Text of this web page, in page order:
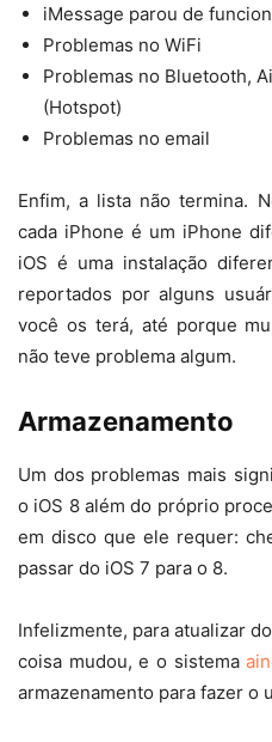
iMessage parou de
Problemas no WiFi
Problemas no Bluetooth,
(Hotspot)
Problemas no email
Enfim, a lista não termina.
cada iPhone é um iPhone
iOS é uma instalação
reportados por alguns
você os terá, até porque
não teve problema algum.
Armazenamento
Um dos problemas mais
o iOS 8 além do próprio
em disco que ele requer:
passar do iOS 7 para o 8.
Infelizmente, para atualizar
coisa mudou, e o sistema
armazenamento para fazer o